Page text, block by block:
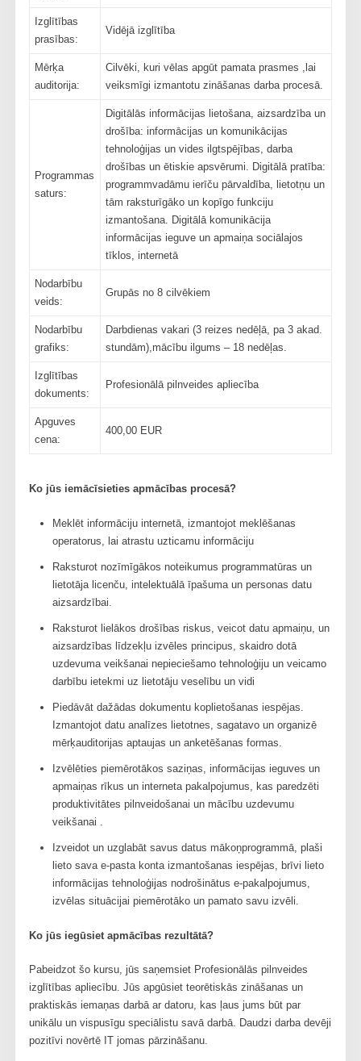
Izglītības
prasības:
Vidējā izglītība
Mērķa
auditorija:
Cilvēki, kuri vēlas apgūt pamata prasmes ,lai
veiksmīgi izmantotu zināšanas darba procesā.
Programmas
saturs:
Digitālās informācijas lietošana, aizsardzība un
drošība: informācijas un komunikācijas
tehnoloģijas un vides ilgtspējības, darba
drošības un ētiskie apsvērumi. Digitālā pratība:
programmvadāmu ierīču pārvaldība, lietotņu un
tām raksturīgāko un kopīgo funkciju
izmantošana. Digitālā komunikācija
informācijas ieguve un apmaiņa sociālajos
tīklos, internetā
Nodarbību
veids:
Grupās no 8 cilvēkiem
Nodarbību
grafiks:
Darbdienas vakari (3 reizes nedēļā, pa 3 akad.
stundām),mācību ilgums – 18 nedēļas.
Izglītības
dokuments:
Profesionālā pilnveides apliecība
Apguves
cena:
400,00 EUR
Ko jūs iemācīsieties apmācības procesā?
Meklēt informāciju internetā, izmantojot meklēšanas
operatorus, lai atrastu uzticamu informāciju
Raksturot nozīmīgākos noteikumus programmatūras un
lietotāja licenču, intelektuālā īpašuma un personas datu
aizsardzībai.
Raksturot lielākos drošības riskus, veicot datu apmaiņu, un
aizsardzības līdzekļu izvēles principus, skaidro dotā
uzdevuma veikšanai nepieciešamo tehnoloģiju un veicamo
darbību ietekmi uz lietotāju veselību un vidi
Piedāvāt dažādas dokumentu koplietošanas iespējas.
Izmantojot datu analīzes lietotnes, sagatavo un organizē
mērķauditorijas aptaujas un anketēšanas formas.
Izvēlēties piemērotākos saziņas, informācijas ieguves un
apmaiņas rīkus un interneta pakalpojumus, kas paredzēti
produktivitātes pilnveidošanai un mācību uzdevumu
veikšanai .
Izveidot un uzglabāt savus datus mākoņprogrammā, plaši
lieto sava e-pasta konta izmantošanas iespējas, brīvi lieto
informācijas tehnoloģijas nodrošinātus e-pakalpojumus,
izvēlas situācijai piemērotāko un pamato savu izvēli.
Ko jūs iegūsiet apmācības rezultātā?
Pabeidzot šo kursu, jūs saņemsiet Profesionālās pilnveides
izglītības apliecību. Jūs apgūsiet teorētiskās zināšanas un
praktiskās iemaņas darbā ar datoru, kas ļaus jums būt par
unikālu un vispusīgu speciālistu savā darbā. Daudzi darba devēji
pozitīvi novērtē IT jomas pārzināšanu.